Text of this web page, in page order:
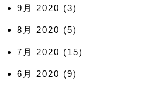
9月 2020 (3)
8月 2020 (5)
7月 2020 (15)
6月 2020 (9)